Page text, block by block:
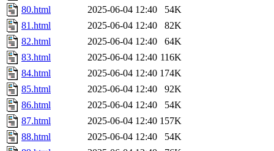
80.html
2025-06-04 12:40
54K
81.html
2025-06-04 12:40
82K
82.html
2025-06-04 12:40
64K
83.html
2025-06-04 12:40 116K
84.html
2025-06-04 12:40 174K
85.html
2025-06-04 12:40
92K
86.html
2025-06-04 12:40
54K
87.html
2025-06-04 12:40 157K
88.html
2025-06-04 12:40
54K